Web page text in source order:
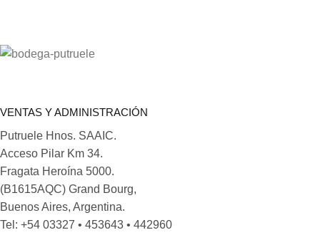
VENTAS Y ADMINISTRACIÓN
Putruele Hnos. SAAIC.
Acceso Pilar Km 34.
Fragata Heroína 5000.
(B1615AQC) Grand Bourg,
Buenos Aires, Argentina.
Tel: +54 03327 • 453643 • 442960